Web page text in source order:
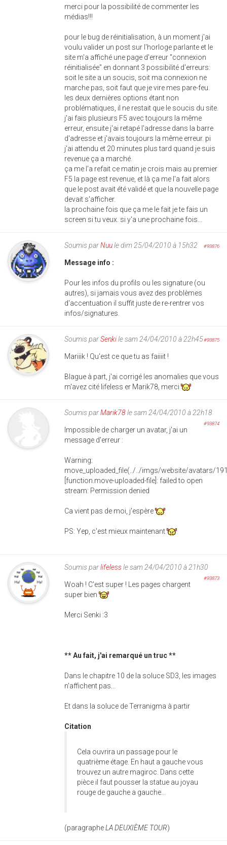
merci pour la possibilité de commenter les
médias!!!
pour le bug de réinitialisation, à un moment j'ai
voulu valider un post sur l'horloge parlante et le
site m'a affiché une page d'erreur "connexion
réinitialisée" en donnant 3 possibilité d'erreurs:
soit le site a un soucis, soit ma connexion ne
marche pas, soit faut que je vire mes pare-feu.
les deux dernières options étant non
problématiques, il ne restait que le soucis du site.
j'ai fais plusieurs F5 avec toujours la même
erreur, ensuite j'ai retapé l'adresse dans la barre
d'adresse et j'avais toujours la même erreur. pi
j'ai attendu et 20 minutes plus tard quand je suis
revenue ça a marché.
ça me l'a refait ce matin je crois mais au premier
F5 la page est revenue, et là ça me l'a fait alors
que le post avait été validé et que la nouvelle page
devait s'afficher.
la prochaine fois que ça me le fait je te fais un
screen si tu veux. si y'a une prochaine fois...
Soumis parNuule dim 25/04/2010 à 15h32 #93876
Message info :
Pour les infos du profils ou les signature (ou
autres), si jamais vous avez des problèmes
d'accentuation il suffit juste de re-rentrer vos
infos/signatures.
Soumis parSenkile sam 24/04/2010 à 22h45#93875
Mariiik ! Qu'est ce que tu as faiiiit !
Blague à part, j'ai corrigé les anomalies que vous
m'avez cité lifeless er Marik78, merci
Soumis parMarik78le sam 24/04/2010 à 22h18
#93874
Impossible de charger un avatar, j'ai un
message d'erreur :
Warning:
move_uploaded_file(../../imgs/website/avatars/
[function.move-uploaded-file]: failed to open
stream: Permission denied
Ca vient pas de moi, j'espère
PS: Yep, c'est mieux maintenant
Soumis parlifelessle sam 24/04/2010 à 21h30
#93873
Woah ! C'est super ! Les pages chargent
super bien
Merci Senki :3
** Au fait, j'ai remarqué un truc **
Dans le chapitre 10 de la soluce SD3, les images
n'affichent pas...
Et dans la soluce de Terranigma à partir
Citation
Cela ouvrira un passage pour le
quatrième étage. En haut a gauche vous
trouvez un autre magiroc. Dans cette
pièce il faut pousser la statue au joyau
rouge de gauche a gauche...
(paragrapheLA DEUXIÈME TOUR)